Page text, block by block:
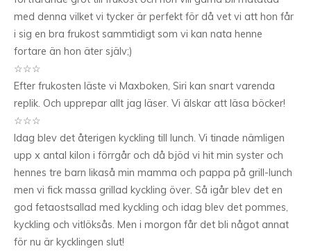
med denna vilket vi tycker är perfekt för då vet vi att hon får
i sig en bra frukost sammtidigt som vi kan nata henne
fortare än hon äter själv;)
☆☆☆
Efter frukosten läste vi Maxboken, Siri kan snart varenda
replik. Och upprepar allt jag läser. Vi älskar att läsa böcker!
☆☆☆
Idag blev det återigen kyckling till lunch. Vi tinade nämligen
upp x antal kilon i förrgår och då bjöd vi hit min syster och
hennes tre barn likaså min mamma och pappa på grill-lunch
men vi fick massa grillad kyckling över. Så igår blev det en
god fetaostsallad med kyckling och idag blev det pommes,
kyckling och vitlöksås. Men i morgon får det bli något annat
för nu är kycklingen slut!